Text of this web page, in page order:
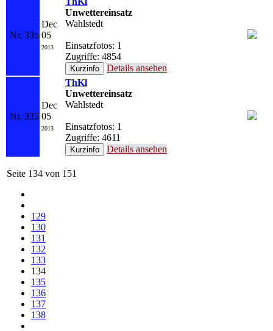
Nr. 335
Dec
05
2013
Unwettereinsatz
Wahlstedt
Einsatzfotos: 1
Zugriffe: 4854
Details ansehen
Nr. 335
Dec
05
2013
ThKl
Unwettereinsatz
Wahlstedt
Einsatzfotos: 1
Zugriffe: 4611
Details ansehen
Seite 134 von 151
129
130
131
132
133
134
135
136
137
138